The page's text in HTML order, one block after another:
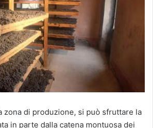
zona di produzione, si può sfruttare la
in parte dalla catena montuosa dei